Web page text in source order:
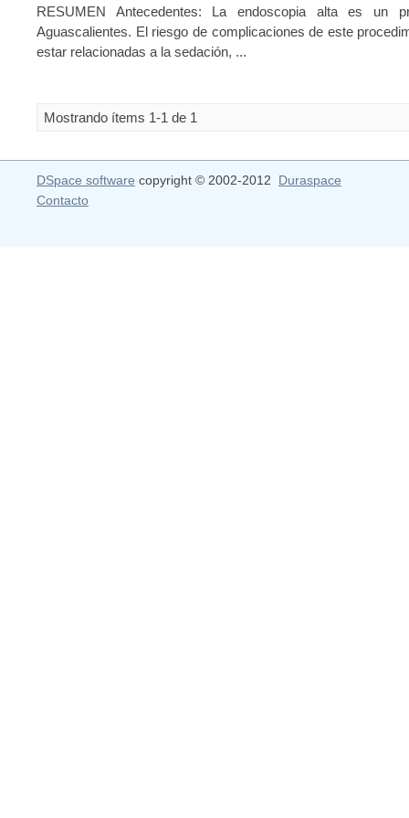
RESUMEN Antecedentes: La endoscopia alta es un
Aguascalientes. El riesgo de complicaciones de este
estar relacionadas a la sedación, ...
Mostrando ítems 1-1 de 1
DSpace software copyright © 2002-2012 Duraspace
Contacto